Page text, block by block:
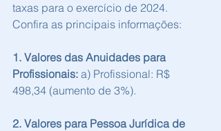
taxas para o exercício de 2024.
Confira as principais informações:
1. Valores das Anuidades para
Profissionais: a) Profissional: R$
498,34 (aumento de 3%).
2. Valores para Pessoa Jurídica de